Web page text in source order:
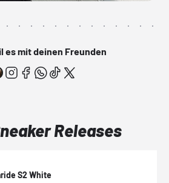
es mit deinen Freunden
Releases
S2 White